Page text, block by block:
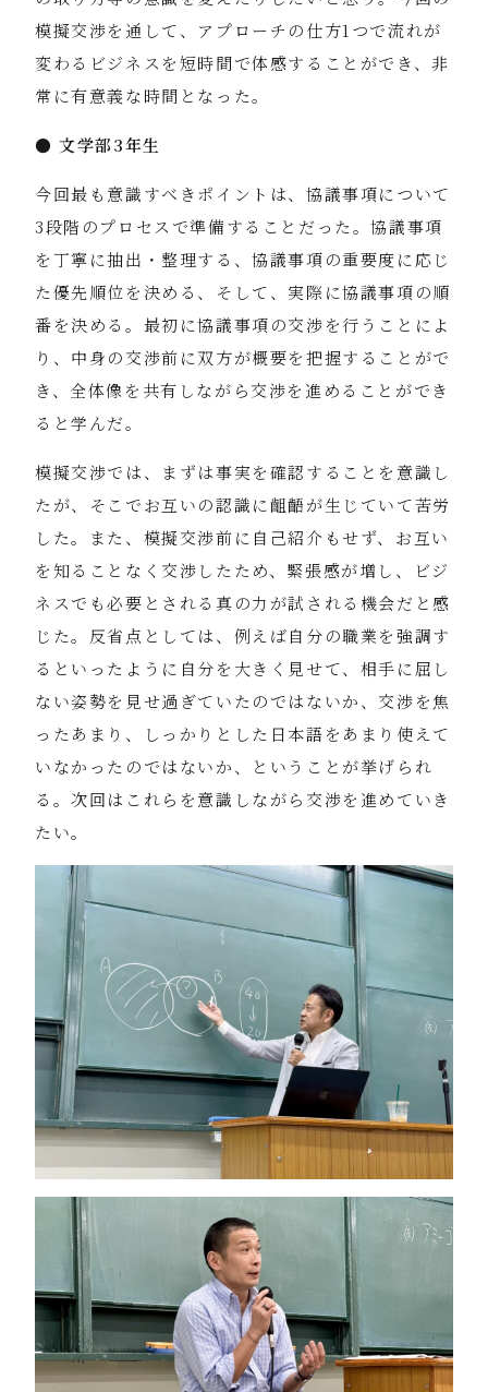
模擬交渉を通して、アプローチの仕方1つで流れが
変わるビジネスを短時間で体感することができ、非
常に有意義な時間となった。
● 文学部3年生
今回最も意識すべきポイントは、協議事項について
3段階のプロセスで準備することだった。協議事項
を丁寧に抽出・整理する、協議事項の重要度に応じ
た優先順位を決める、そして、実際に協議事項の順
番を決める。最初に協議事項の交渉を行うことによ
り、中身の交渉前に双方が概要を把握することがで
き、全体像を共有しながら交渉を進めることができ
ると学んだ。
模擬交渉では、まずは事実を確認することを意識し
たが、そこでお互いの認識に齟齬が生じていて苦労
した。また、模擬交渉前に自己紹介もせず、お互い
を知ることなく交渉したため、緊張感が増し、ビジ
ネスでも必要とされる真の力が試される機会だと感
じた。反省点としては、例えば自分の職業を強調す
るといったように自分を大きく見せて、相手に屈し
ない姿勢を見せ過ぎていたのではないか、交渉を焦
ったあまり、しっかりとした日本語をあまり使えて
いなかったのではないか、ということが挙げられ
る。次回はこれらを意識しながら交渉を進めていき
たい。